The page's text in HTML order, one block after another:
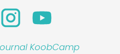
KoobCamp